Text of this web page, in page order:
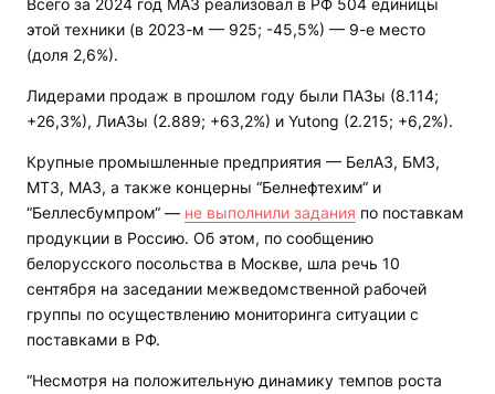
этой техники (в 2023-м — 925; -45,5%) — 9-е место
(доля 2,6%).
Лидерами продаж в прошлом году были ПАЗы (8.114;
+26,3%), ЛиАЗы (2.889; +63,2%) и Yutong (2.215; +6,2%).
Крупные промышленные предприятия — БелАЗ, БМЗ,
МТЗ, МАЗ, а также концерны “Белнефтехим“ и
“Беллесбумпром“ — не выполнили задания по поставкам
продукции в Россию. Об этом, по сообщению
белорусского посольства в Москве, шла речь 10
сентября на заседании межведомственной рабочей
группы по осуществлению мониторинга ситуации с
поставками в РФ.
“Несмотря на положительную динамику темпов роста